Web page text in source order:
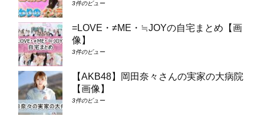
3件のビュー
=LOVE・≠ME・≒JOYの自宅まとめ【画
像】
3件のビュー
【AKB48】岡田奈々さんの実家の大病院
【画像】
3件のビュー